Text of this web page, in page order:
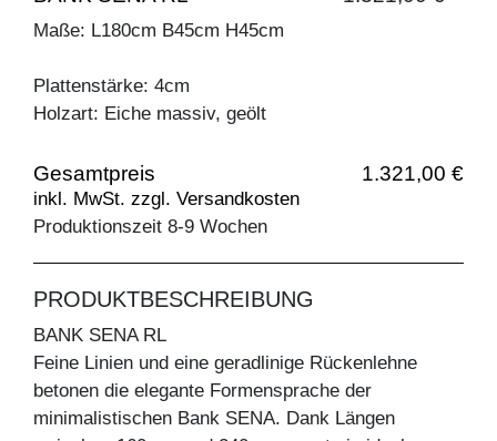
Maße: L180cm B45cm H45cm
Plattenstärke: 4cm
Holzart: Eiche massiv, geölt
Gesamtpreis 1.321,00 €
inkl. MwSt. zzgl. Versandkosten
Produktionszeit 8-9 Wochen
PRODUKTBESCHREIBUNG
BANK SENA RL
Feine Linien und eine geradlinige Rückenlehne
betonen die elegante Formensprache der
minimalistischen Bank SENA. Dank Längen